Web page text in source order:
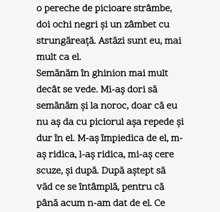
o pereche de picioare strâmbe,
doi ochi negri şi un zâmbet cu
strungăreaţă. Astăzi sunt eu, mai
mult ca el.
Semănăm în ghinion mai mult
decât se vede. Mi-aş dori să
semănăm şi la noroc, doar că eu
nu aş da cu piciorul aşa repede şi
dur în el. M-aş împiedica de el, m-
aş ridica, l-aş ridica, mi-aş cere
scuze, şi după. După aştept să
văd ce se întâmplă, pentru că
până acum n-am dat de el. Ce